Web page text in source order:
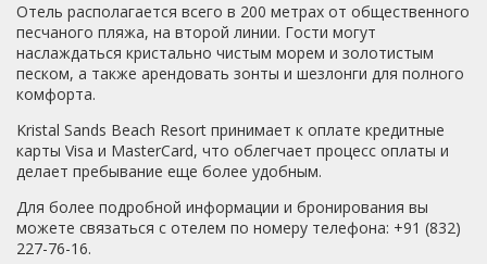
Отель располагается всего в 200 метрах от общественного
песчаного пляжа, на второй линии. Гости могут
наслаждаться кристально чистым морем и золотистым
песком, а также арендовать зонты и шезлонги для полного
комфорта.
Kristal Sands Beach Resort принимает к оплате кредитные
карты Visa и MasterCard, что облегчает процесс оплаты и
делает пребывание еще более удобным.
Для более подробной информации и бронирования вы
можете связаться с отелем по номеру телефона: +91 (832)
227-76-16.